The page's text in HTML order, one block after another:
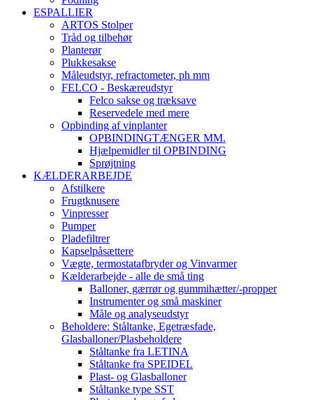
ESPALLIER
ARTOS Stolper
Tråd og tilbehør
Planterør
Plukkesakse
Måleudstyr, refractometer, ph mm
FELCO - Beskæreudstyr
Felco sakse og træksave
Reservedele med mere
Opbinding af vinplanter
OPBINDINGTÆNGER MM.
Hjælpemidler til OPBINDING
Sprøjtning
KÆLDERARBEJDE
Afstilkere
Frugtknusere
Vinpresser
Pumper
Pladefiltrer
Kapselpåsættere
Vægte, termostatafbryder og Vinvarmer
Kælderarbejde - alle de små ting
Balloner, gærrør og gummihætter/-propper
Instrumenter og små maskiner
Måle og analyseudstyr
Beholdere: Ståltanke, Egetræsfade,
Glasballoner/Plasbeholdere
Ståltanke fra LETINA
Ståltanke fra SPEIDEL
Plast- og Glasballoner
Ståltanke type SST